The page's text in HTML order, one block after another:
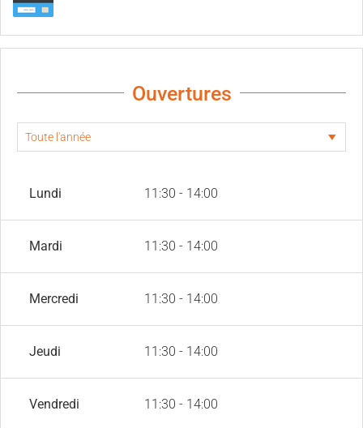
Ouvertures
Lundi 11:30 - 14:00
Mardi 11:30 - 14:00
Mercredi 11:30 - 14:00
Jeudi 11:30 - 14:00
Vendredi 11:30 - 14:00